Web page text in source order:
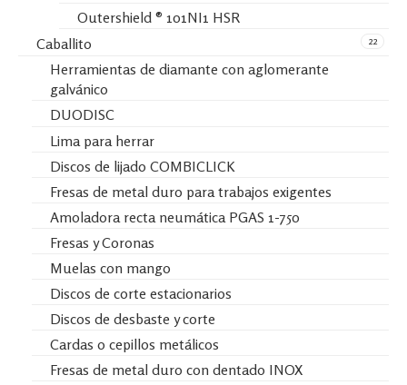
Outershield ® 101NI1 HSR
22
Caballito
Herramientas de diamante con aglomerante
galvánico
DUODISC
Lima para herrar
Discos de lijado COMBICLICK
Fresas de metal duro para trabajos exigentes
Amoladora recta neumática PGAS 1-750
Fresas y Coronas
Muelas con mango
Discos de corte estacionarios
Discos de desbaste y corte
Cardas o cepillos metálicos
Fresas de metal duro con dentado INOX